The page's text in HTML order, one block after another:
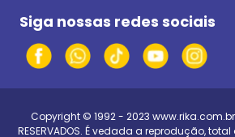
Siga nossas redes sociais
Copyright © 1992 - 2023 www.rika.com.br
RESERVADOS. É vedada a reprodução,